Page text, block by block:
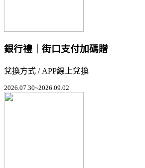
銀行禮｜街口支付加碼贈
兌換方式 / APP線上兌換
2026.07.30~2026.09.02